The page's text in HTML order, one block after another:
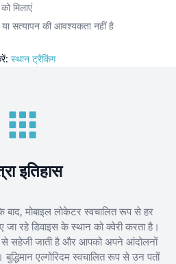
मिलाएं
सत्यापन की आवश्यकता नहीं है
स्थान ट्रैकिंग
इतिहास
मोबाइल लोकेटर स्वचालित रूप से हर
रहे डिवाइस के स्थान को क्वेरी करता है।
से सहेजी जाती है और आपको अपने आंदोलनों
एल्गोरिदम स्वचालित रूप से उन पतों